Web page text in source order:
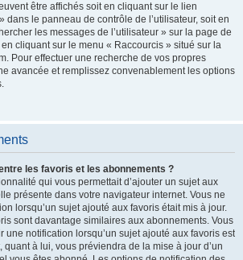
être affichés soit en cliquant sur le lien
dans le panneau de contrôle de l’utilisateur, soit en
les messages de l’utilisateur » sur la page de
cliquant sur le menu « Raccourcis » situé sur la
Pour effectuer une recherche de vos propres
avancée et remplissez convenablement les options
les favoris et les abonnements ?
qui vous permettait d’ajouter un sujet aux
présente dans votre navigateur internet. Vous ne
lorsqu’un sujet ajouté aux favoris était mis à jour.
sont davantage similaires aux abonnements. Vous
une notification lorsqu’un sujet ajouté aux favoris est
quant à lui, vous préviendra de la mise à jour d’un